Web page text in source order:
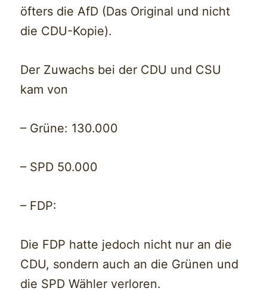
öfters die AfD (Das Original und nicht
die CDU-Kopie).
Der Zuwachs bei der CDU und CSU
kam von
– Grüne: 130.000
– SPD 50.000
– FDP:
Die FDP hatte jedoch nicht nur an die
CDU, sondern auch an die Grünen und
die SPD Wähler verloren.